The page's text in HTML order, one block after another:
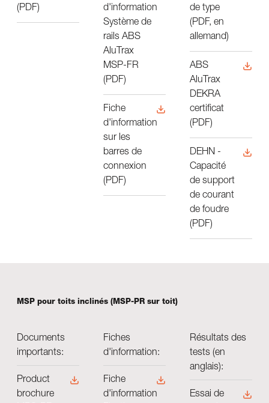
(PDF)
d'information
Système de
rails ABS
AluTrax
MSP-FR
(PDF)
Fiche
d'information
sur les
barres de
connexion
(PDF)
de type
(PDF, en
allemand)
ABS
AluTrax
DEKRA
certificat
(PDF)
DEHN -
Capacité
de support
de courant
de foudre
(PDF)
MSP pour toits inclinés (MSP-PR sur toit)
Documents
importants:
Product
brochure
Fiches
d'information:
Fiche
d'information
​Résultats des
tests (en
anglais):
Essai de